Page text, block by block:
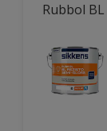
Rubbol